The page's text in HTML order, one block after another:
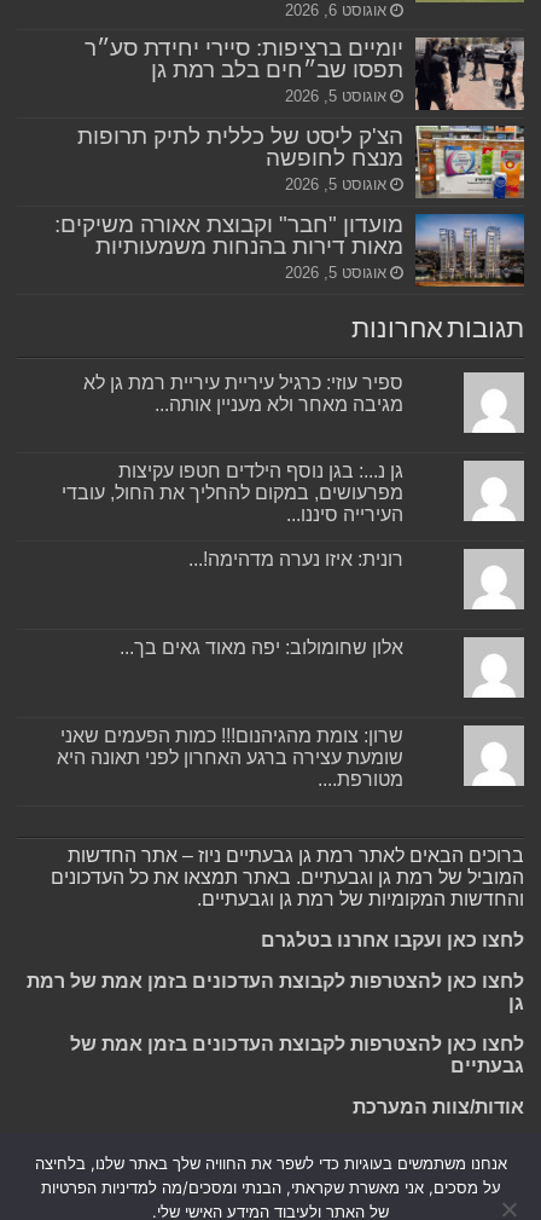
אוגוסט 6, 2026
יומיים ברציפות: סיירי יחידת סע״ר
תפסו שב״חים בלב רמת גן
אוגוסט 5, 2026
הצ'ק ליסט של כללית לתיק תרופות
מנצח לחופשה
אוגוסט 5, 2026
מועדון "חבר" וקבוצת אאורה משיקים:
מאות דירות בהנחות משמעותיות
אוגוסט 5, 2026
תגובות אחרונות
ספיר עוזי: כרגיל עיריית עיריית רמת גן לא
מגיבה מאחר ולא מעניין אותה...
גן נ...: בגן נוסף הילדים חטפו עקיצות
מפרעושים, במקום להחליך את החול, עובדי
העירייה סיננו...
רונית: איזו נערה מדהימה!...
אלון שחומולוב: יפה מאוד גאים בך...
שרון: צומת מהגיהנום!!! כמות הפעמים שאני
שומעת עצירה ברגע האחרון לפני תאונה היא
מטורפת....
ברוכים הבאים לאתר רמת גן גבעתיים ניוז – אתר החדשות
המוביל של רמת גן וגבעתיים. באתר תמצאו את כל העדכונים
והחדשות המקומיות של רמת גן וגבעתיים.
לחצו כאן ועקבו אחרנו בטלגרם
לחצו כאן להצטרפות לקבוצת העדכונים בזמן אמת של רמת
גן
לחצו כאן להצטרפות לקבוצת העדכונים בזמן אמת של
גבעתיים
אודות/צוות המערכת
Powered byNintay
אנחנו משתמשים בעוגיות כדי לשפר את החוויה שלך באתר שלנו, בלחיצה
על מסכים, אני מאשרת שקראתי, הבנתי ומסכים/מה למדיניות הפרטיות
של האתר ולעיבוד המידע האישי שלי.